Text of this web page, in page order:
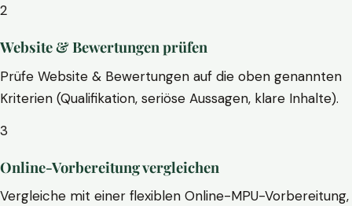
2
Website & Bewertungen prüfen
Prüfe Website & Bewertungen auf die oben genannten
Kriterien (Qualifikation, seriöse Aussagen, klare Inhalte).
3
Online-Vorbereitung vergleichen
Vergleiche mit einer flexiblen Online-MPU-Vorbereitung,